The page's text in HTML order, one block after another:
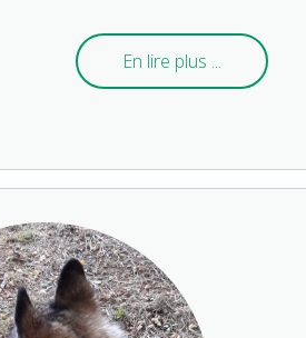
En lire plus ...